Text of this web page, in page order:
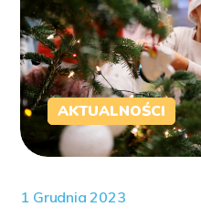
AKTUALNOŚCI
1 Grudnia 2023